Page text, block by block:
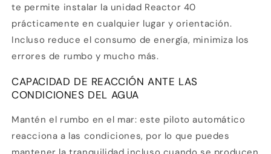
te permite instalar la unidad Reactor 40
prácticamente en cualquier lugar y orientación.
Incluso reduce el consumo de energía, minimiza los
errores de rumbo y mucho más.
CAPACIDAD DE REACCIÓN ANTE LAS
CONDICIONES DEL AGUA
Mantén el rumbo en el mar: este piloto automático
reacciona a las condiciones, por lo que puedes